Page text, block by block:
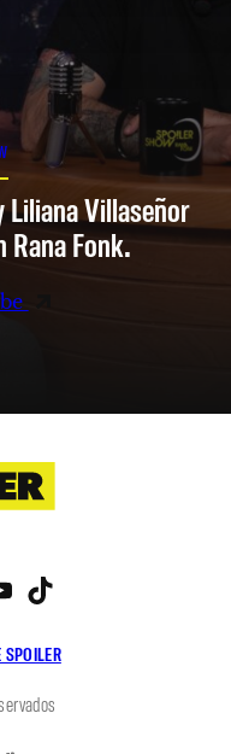
Liliana Villaseñor
Rana Fonk.
SPOILER
YouTube